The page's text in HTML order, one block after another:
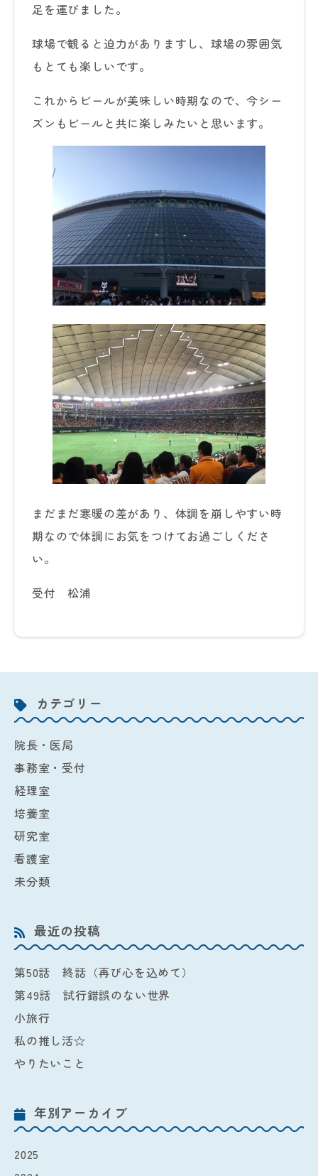
足を運びました。
球場で観ると迫力がありますし、球場の雰囲気
もとても楽しいです。
これからビールが美味しい時期なので、今シー
ズンもビールと共に楽しみたいと思います。
まだまだ寒暖の差があり、体調を崩しやすい時
期なので体調にお気をつけてお過ごしくださ
い。
受付 松浦
カテゴリー
院長・医局
事務室・受付
経理室
培養室
研究室
看護室
未分類
最近の投稿
第50話 終話（再び心を込めて）
第49話 試行錯誤のない世界
小旅行
私の推し活☆
やりたいこと
年別アーカイブ
2025